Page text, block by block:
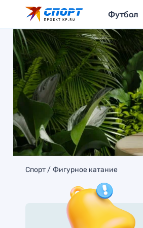
Футбол
Спорт Фигурное катание